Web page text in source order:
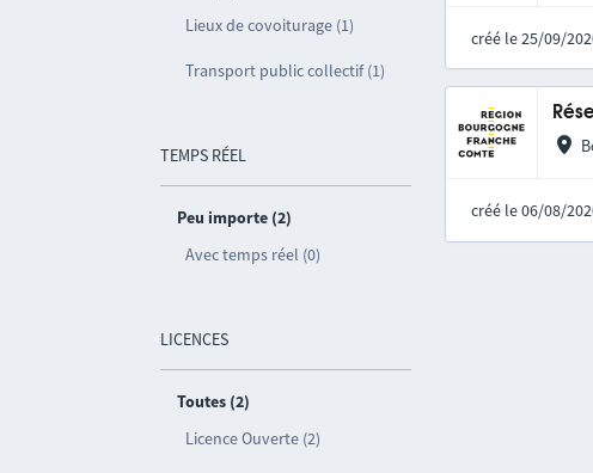
Lieux de covoiturage (1)
Transport public collectif (1)
TEMPS RÉEL
Peu importe (2)
Avec temps réel (0)
LICENCES
Toutes (2)
Licence Ouverte (2)
créé le 25/09/
créé le 06/08/